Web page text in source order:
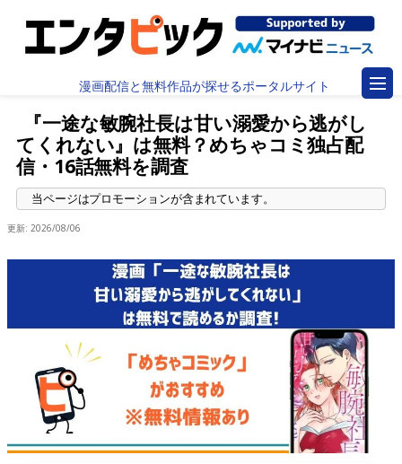
漫画配信と無料作品が探せるポータルサイト
『一途な敏腕社長は甘い溺愛から逃がし
てくれない』は無料？めちゃコミ独占配
信・16話無料を調査
更新: 2026/08/06